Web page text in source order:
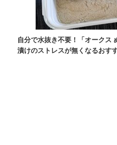
自分で水抜き不要！「オークス
漬けのストレスが無くなるおす